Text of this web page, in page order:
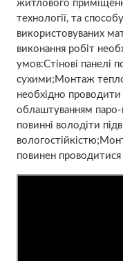
житлового
технології, та
використовуваних
виконання робіт
умов:Стінові панелі
сухими;Монтаж
необхідно
облаштуванням паро-
повинні володіти
повинен проводитися